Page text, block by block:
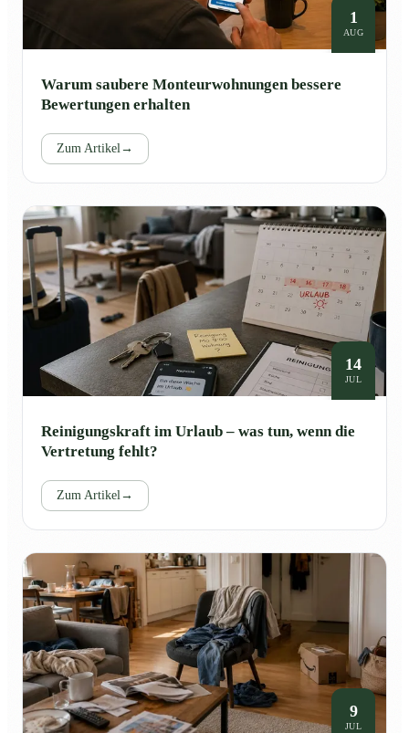
1
AUG
Warum saubere Monteurwohnungen bessere
Bewertungen erhalten
Zum Artikel →
14
JUL
Reinigungskraft im Urlaub – was tun, wenn die
Vertretung fehlt?
Zum Artikel →
9
JUL